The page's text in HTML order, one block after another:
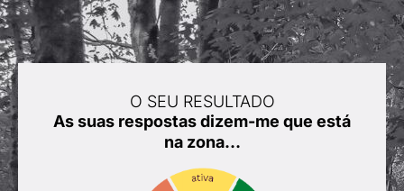
O SEU RESULTADO
As suas respostas dizem-me que está
na zona…